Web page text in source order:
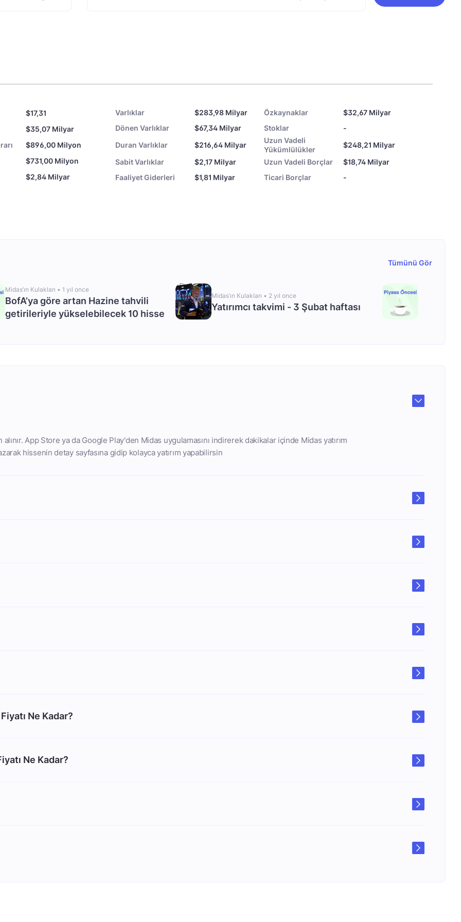
$17,31
$35,07 Milyar
$896,00 Milyon
$731,00 Milyon
$2,84 Milyar
Varlıklar $283,98 Milyar Özkaynaklar
$32,67 Milyar
Dönen Varlıklar
$67,34 Milyar Stoklar
-
Duran Varlıklar
$216,64 Milyar
Uzun Vadeli
Yükümlülükler
$248,21 Milyar
Sabit Varlıklar
$2,17 Milyar Uzun Vadeli Borçlar
$18,74 Milyar
Faaliyet Giderleri
$1,81 Milyar Ticari Borçlar -
Tümünü Gör
Midas’ın Kulakları • 1 yıl once
BofA’ya göre artan Hazine tahvili
getirileriyle yükselebilecek 10 hisse
Midas’ın Kulakları • 2 yıl once
Yatırımcı takvimi - 3 Şubat haftası
App Store ya da Google Play'den Midas uygulamasını indirerek dakikalar içinde Midas yatırım
hissenin detay sayfasına gidip kolayca yatırım yapabilirsin
Ne Kadar?
Ne Kadar?